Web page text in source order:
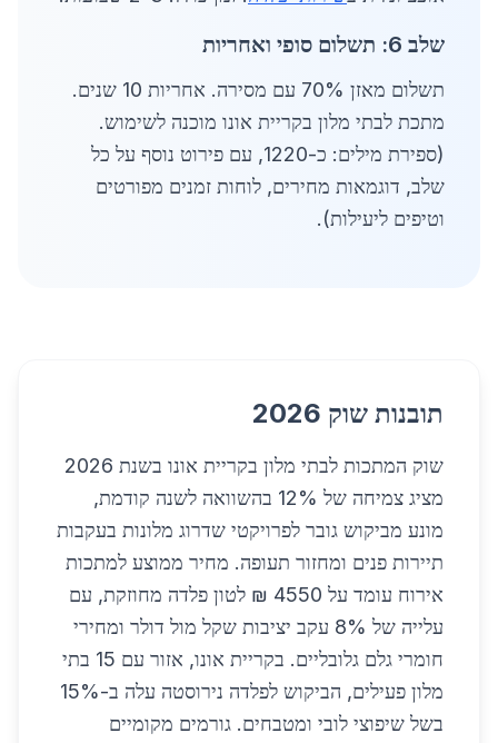
שלב 6: תשלום סופי ואחריות
תשלום מאזן 70% עם מסירה. אחריות 10 שנים.
מתכת לבתי מלון בקריית אונו מוכנה לשימוש.
(ספירת מילים: כ-1220, עם פירוט נוסף על כל
שלב, דוגמאות מחירים, לוחות זמנים מפורטים
וטיפים ליעילות).
תובנות שוק 2026
שוק המתכות לבתי מלון בקריית אונו בשנת 2026
מציג צמיחה של 12% בהשוואה לשנה קודמת,
מונע מביקוש גובר לפרויקטי שדרוג מלונות בעקבות
תיירות פנים ומחזור תעופה. מחיר ממוצע למתכות
אירוח עומד על 4550 ₪ לטון פלדה מחוזקת, עם
עלייה של 8% עקב יציבות שקל מול דולר ומחירי
חומרי גלם גלובליים. בקריית אונו, אזור עם 15 בתי
מלון פעילים, הביקוש לפלדה נירוסטה עלה ב-15%
בשל שיפוצי לובי ומטבחים. גורמים מקומיים